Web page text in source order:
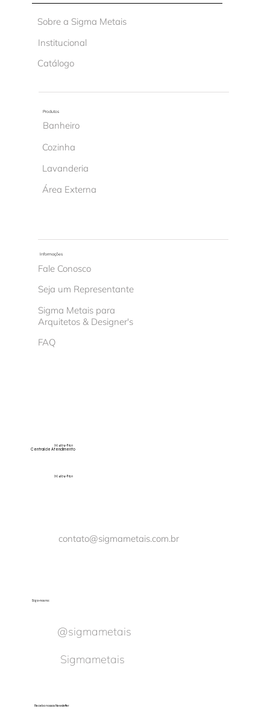
Sobre a Sigma Metais
Institucional
Catálogo
Produtos
Banheiro
Cozinha
Lavanderia
Área Externa
Informações
Fale Conosco
Seja um Representante
Sigma Metais para
Arquitetos & Designer's
FAQ
Central de Atendimento
(11) 4674-8150
(11) 4674-8150
contato@sigmametais.com.br
Siga-nos no:
@sigmametais
Sigmametais
Receba nossas Newsletter